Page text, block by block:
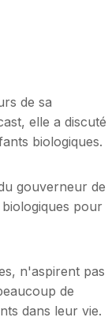
de sa
elle a discuté
biologiques.
gouverneur de
pour
n'aspirent pas
de
dans leur vie.